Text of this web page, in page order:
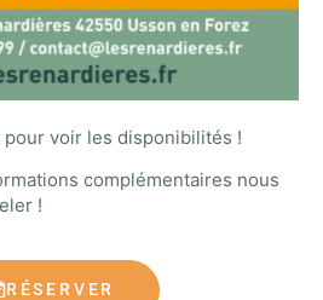
voir les disponibilités !
complémentaires nous
!
RÉSERVER